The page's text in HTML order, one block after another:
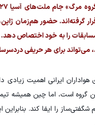
گرفته‌اند. حضور هم‌زمان
را به خود اختصاص دهد. از
می‌تواند برای هر حریفی
هواداران ایرانی اهمیت
گروه است، اما چین همیشه
را ایفا کند.